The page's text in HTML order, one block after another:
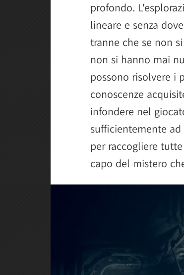
profondo.
lineare e senza
tranne che se non
non si hanno mai
possono risolvere i
conoscenze
infondere nel
sufficientemente
per raccogliere
capo del mistero